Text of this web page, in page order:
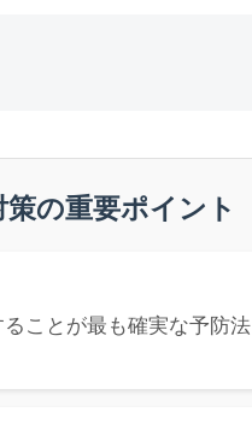
の重要ポイント
ことが最も確実な予防法